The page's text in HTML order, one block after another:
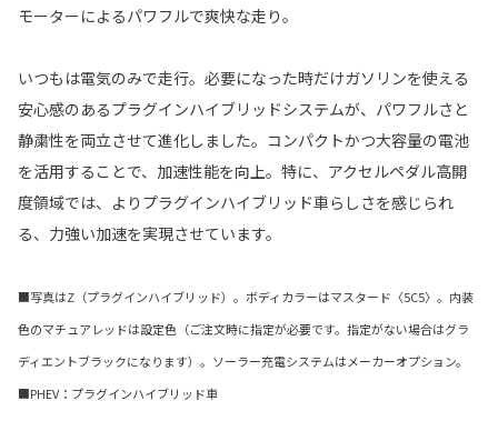
モーターによるパワフルで爽快な走り。
いつもは電気のみで走行。必要になった時だけガソリンを使える
安心感のあるプラグインハイブリッドシステムが、パワフルさと
静粛性を両立させて進化しました。コンパクトかつ大容量の電池
を活用することで、加速性能を向上。特に、アクセルペダル高開
度領域では、よりプラグインハイブリッド車らしさを感じられ
る、力強い加速を実現させています。
■写真はZ（プラグインハイブリッド）。ボディカラーはマスタード〈5C5〉。内装
色のマチュアレッドは設定色（ご注文時に指定が必要です。指定がない場合はグラ
ディエントブラックになります）。ソーラー充電システムはメーカーオプション。
■PHEV：プラグインハイブリッド車